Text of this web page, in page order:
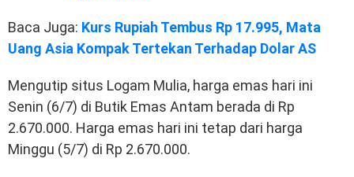
Baca Juga: Kurs Rupiah Tembus Rp 17.995, Mata
Uang Asia Kompak Tertekan Terhadap Dolar AS
Mengutip situs Logam Mulia, harga emas hari ini
Senin (6/7) di Butik Emas Antam berada di Rp
2.670.000. Harga emas hari ini tetap dari harga
Minggu (5/7) di Rp 2.670.000.